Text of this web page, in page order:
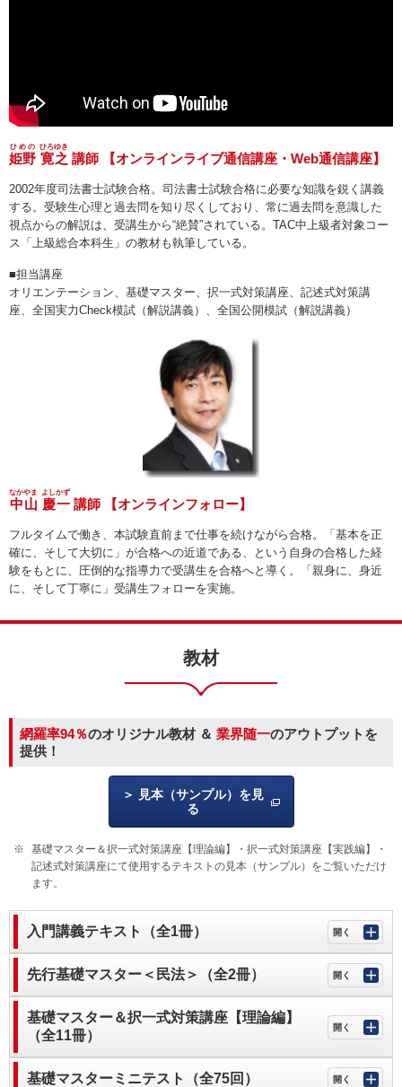
姫野
ひめの
寛之
ひろゆき
講師 【オンラインライブ通信講座・Web通信講座】
2002年度司法書士試験合格。司法書士試験合格に必要な知識を鋭く講義
する。受験生心理と過去問を知り尽くしており、常に過去問を意識した
視点からの解説は、受講生から“絶賛”されている。TAC中上級者対象コー
ス「上級総合本科生」の教材も執筆している。
■担当講座
オリエンテーション、基礎マスター、択一式対策講座、記述式対策講
座、全国実力Check模試（解説講義）、全国公開模試（解説講義）
中山
なかやま
慶一
よしかず
講師 【オンラインフォロー】
フルタイムで働き、本試験直前まで仕事を続けながら合格。「基本を正
確に、そして大切に」が合格への近道である、という自身の合格した経
験をもとに、圧倒的な指導力で受講生を合格へと導く。「親身に、身近
に、そして丁寧に」受講生フォローを実施。
教材
網羅率94％のオリジナル教材 ＆ 業界随一のアウトプットを
提供！
見本（サンプル）を見
る
基礎マスター＆択一式対策講座【理論編】・択一式対策講座【実践編】・
記述式対策講座にて使用するテキストの見本（サンプル）をご覧いただけ
ます。
入門講義テキスト（全1冊）
先行基礎マスター＜民法＞（全2冊）
基礎マスター＆択一式対策講座【理論編】
（全11冊）
基礎マスターミニテスト（全75回）